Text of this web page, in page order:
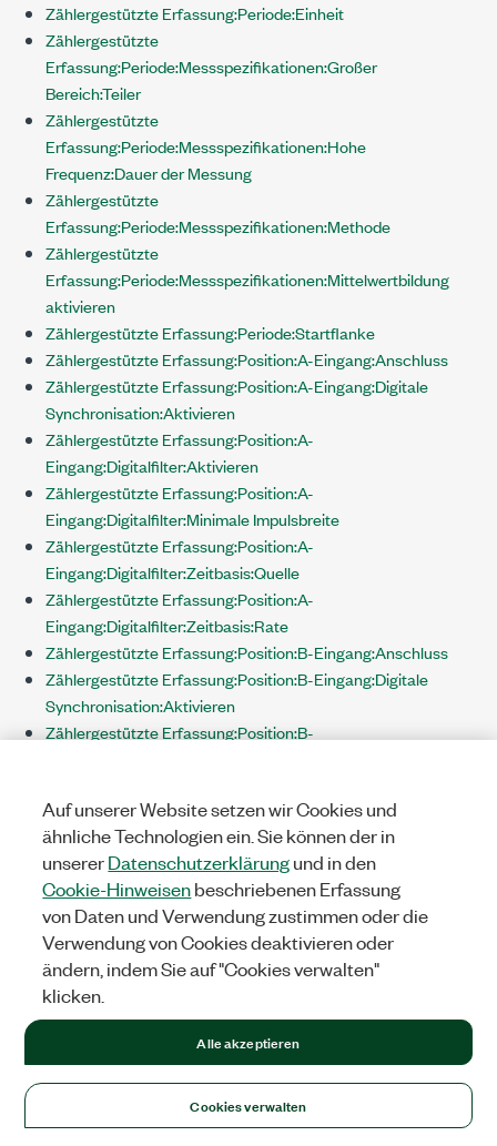
Zählergestützte Erfassung:Periode:Einheit
Zählergestützte
Erfassung:Periode:Messspezifikationen:Großer
Bereich:Teiler
Zählergestützte
Erfassung:Periode:Messspezifikationen:Hohe
Frequenz:Dauer der Messung
Zählergestützte
Erfassung:Periode:Messspezifikationen:Methode
Zählergestützte
Erfassung:Periode:Messspezifikationen:Mittelwertbildung
aktivieren
Zählergestützte Erfassung:Periode:Startflanke
Zählergestützte Erfassung:Position:A-Eingang:Anschluss
Zählergestützte Erfassung:Position:A-Eingang:Digitale
Synchronisation:Aktivieren
Zählergestützte Erfassung:Position:A-
Eingang:Digitalfilter:Aktivieren
Zählergestützte Erfassung:Position:A-
Eingang:Digitalfilter:Minimale Impulsbreite
Zählergestützte Erfassung:Position:A-
Eingang:Digitalfilter:Zeitbasis:Quelle
Zählergestützte Erfassung:Position:A-
Eingang:Digitalfilter:Zeitbasis:Rate
Zählergestützte Erfassung:Position:B-Eingang:Anschluss
Zählergestützte Erfassung:Position:B-Eingang:Digitale
Synchronisation:Aktivieren
Zählergestützte Erfassung:Position:B-
Eingang:Digitalfilter:Minimale Impulsbreite
Zählergestützte Erfassung:Position:B-
Eingang:Digitalfilter:Zeitbasis:Quelle
Zählergestützte Erfassung:Position:B-
Eingang:Digitalfilter:Zeitbasis:Rate
Zählergestützte Erfassung:Position:Dekodierweise
Zählergestützte
Erfassung:Position:Wegaufnehmer:Abstand pro Impuls
Zählergestützte
Erfassung:Position:Wegaufnehmer:Anfangsposition
Zählergestützte
Erfassung:Position:Wegaufnehmer:Einheit
Zählergestützte
Auf unserer Website setzen wir Cookies und
ähnliche Technologien ein. Sie können der in
unsererDatenschutzerklärungund in den
Cookie-Hinweisenbeschriebenen Erfassung
von Daten und Verwendung zustimmen oder die
Verwendung von Cookies deaktivieren oder
ändern, indem Sie auf "Cookies verwalten"
klicken.
Cookies verwalten
Alle akzeptieren